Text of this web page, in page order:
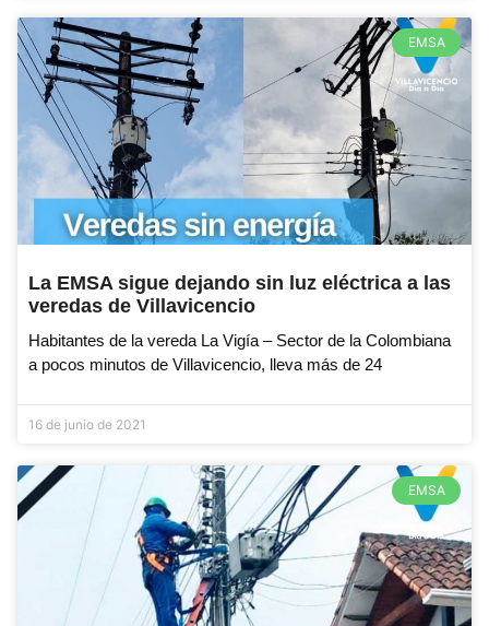
EMSA
La EMSA sigue dejando sin luz eléctrica a las
veredas de Villavicencio
Habitantes de la vereda La Vigía – Sector de la Colombiana
a pocos minutos de Villavicencio, lleva más de 24
16 de junio de 2021
EMSA